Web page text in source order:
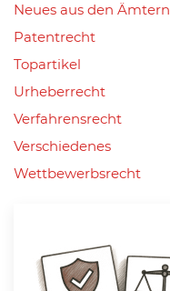
Neues aus den Ämtern
Patentrecht
Topartikel
Urheberrecht
Verfahrensrecht
Verschiedenes
Wettbewerbsrecht